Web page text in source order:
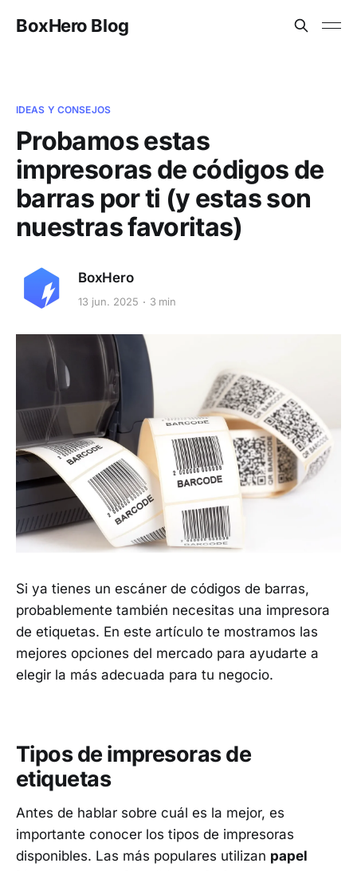
BoxHero Blog
IDEAS Y CONSEJOS
Probamos estas
impresoras de códigos de
barras por ti (y estas son
nuestras favoritas)
BoxHero
13 jun. 2025 3 min
Si ya tienes un escáner de códigos de barras,
probablemente también necesitas una impresora
de etiquetas. En este artículo te mostramos las
mejores opciones del mercado para ayudarte a
elegir la más adecuada para tu negocio.
Tipos de impresoras de
etiquetas
Antes de hablar sobre cuál es la mejor, es
importante conocer los tipos de impresoras
disponibles. Las más populares utilizan papel